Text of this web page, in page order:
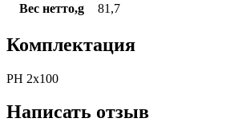
Вес нетто,g
81,7
Комплектация
PH 2x100
Написать отзыв